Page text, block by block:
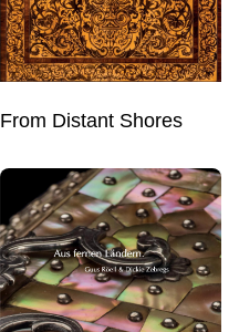
From Distant Shores